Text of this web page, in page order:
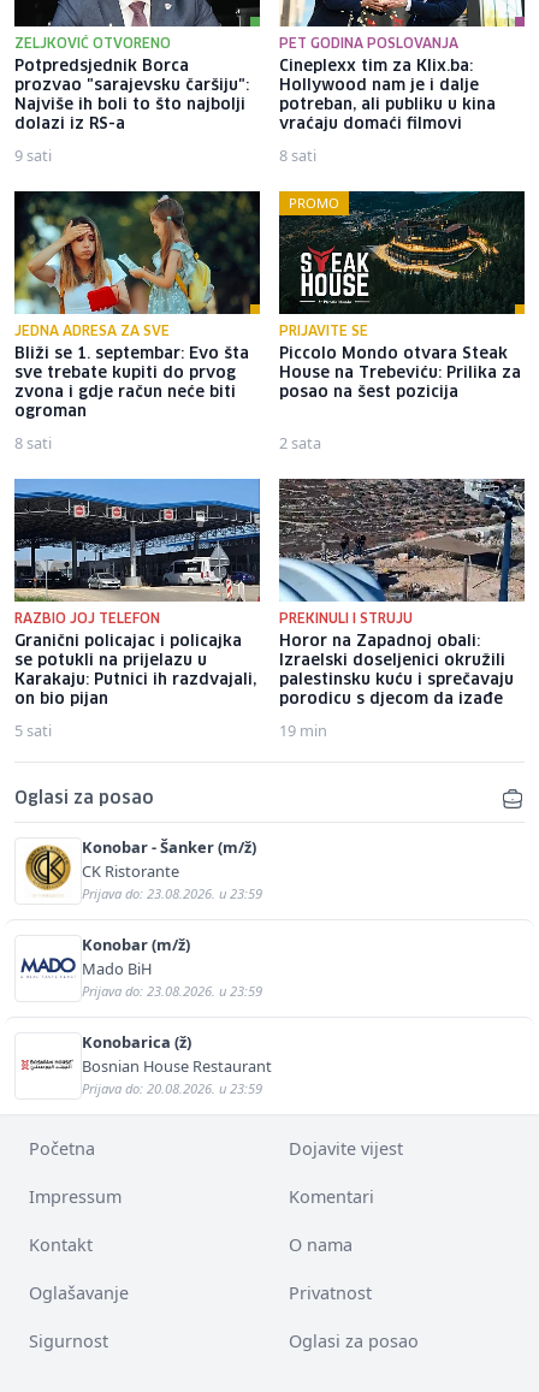
ZELJKOVIĆ OTVORENO
Potpredsjednik Borca
prozvao "sarajevsku čaršiju":
Najviše ih boli to što najbolji
dolazi iz RS-a
9 sati
PET GODINA POSLOVANJA
Cineplexx tim za Klix.ba:
Hollywood nam je i dalje
potreban, ali publiku u kina
vraćaju domaći filmovi
8 sati
JEDNA ADRESA ZA SVE
Bliži se 1. septembar: Evo šta
sve trebate kupiti do prvog
zvona i gdje račun neće biti
ogroman
8 sati
PROMO
PRIJAVITE SE
Piccolo Mondo otvara Steak
House na Trebeviću: Prilika za
posao na šest pozicija
2 sata
RAZBIO JOJ TELEFON
Granični policajac i policajka
se potukli na prijelazu u
Karakaju: Putnici ih razdvajali,
on bio pijan
5 sati
PREKINULI I STRUJU
Horor na Zapadnoj obali:
Izraelski doseljenici okružili
palestinsku kuću i sprečavaju
porodicu s djecom da izađe
19 min
Oglasi za posao
Konobar - Šanker (m/ž)
CK Ristorante
Prijava do: 23.08.2026. u 23:59
Konobar (m/ž)
Mado BiH
Prijava do: 23.08.2026. u 23:59
Konobarica (ž)
Bosnian House Restaurant
Prijava do: 20.08.2026. u 23:59
Početna Dojavite vijest
Impressum Komentari
Kontakt O nama
Oglašavanje Privatnost
Sigurnost Oglasi za posao